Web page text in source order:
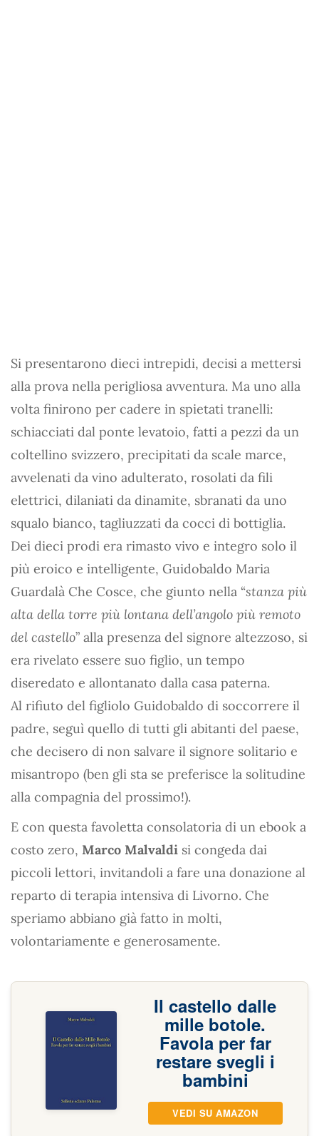
Si presentarono dieci intrepidi, decisi a mettersi
alla prova nella perigliosa avventura. Ma uno alla
volta finirono per cadere in spietati tranelli:
schiacciati dal ponte levatoio, fatti a pezzi da un
coltellino svizzero, precipitati da scale marce,
avvelenati da vino adulterato, rosolati da fili
elettrici, dilaniati da dinamite, sbranati da uno
squalo bianco, tagliuzzati da cocci di bottiglia.
Dei dieci prodi era rimasto vivo e integro solo il
più eroico e intelligente, Guidobaldo Maria
Guardalà Che Cosce, che giunto nella “stanza più
alta della torre più lontana dell’angolo più remoto
del castello” alla presenza del signore altezzoso, si
era rivelato essere suo figlio, un tempo
diseredato e allontanato dalla casa paterna.
Al rifiuto del figliolo Guidobaldo di soccorrere il
padre, seguì quello di tutti gli abitanti del paese,
che decisero di non salvare il signore solitario e
misantropo (ben gli sta se preferisce la solitudine
alla compagnia del prossimo!).
E con questa favoletta consolatoria di un ebook a
costo zero, Marco Malvaldi si congeda dai
piccoli lettori, invitandoli a fare una donazione al
reparto di terapia intensiva di Livorno. Che
speriamo abbiano già fatto in molti,
volontariamente e generosamente.
Il castello dalle
mille botole.
Favola per far
restare svegli i
bambini
VEDI SU AMAZON